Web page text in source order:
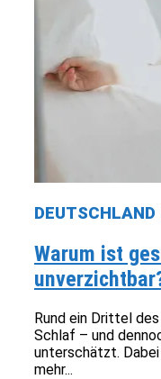
DEUTSCHLAND
Warum ist
Rund ein Drittel
Schlaf – und
unterschätzt.
mehr...